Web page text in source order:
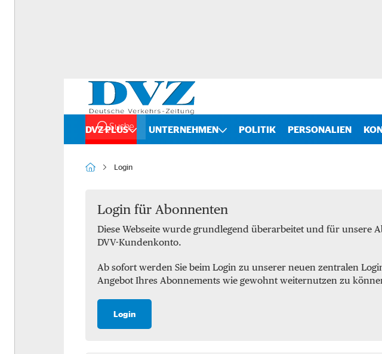
DVZ PLUS
Bilanzchecks
Fusionen und Übernahmen
Marktchecks
Vergleichschecks Top-
UNTERNEHMEN
Kombinierter Verkehr
Binnenschifffahrt
Luft
POLITIK PERSONALIEN
Suche
Login
Login für Abonnenten
Diese Webseite wurde grundlegend überarbeitet und für unsere
DVV-Kundenkonto.
Ab sofort werden Sie beim Login zu unserer neuen zentralen
Angebot Ihres Abonnements wie gewohnt weiternutzen zu
Login